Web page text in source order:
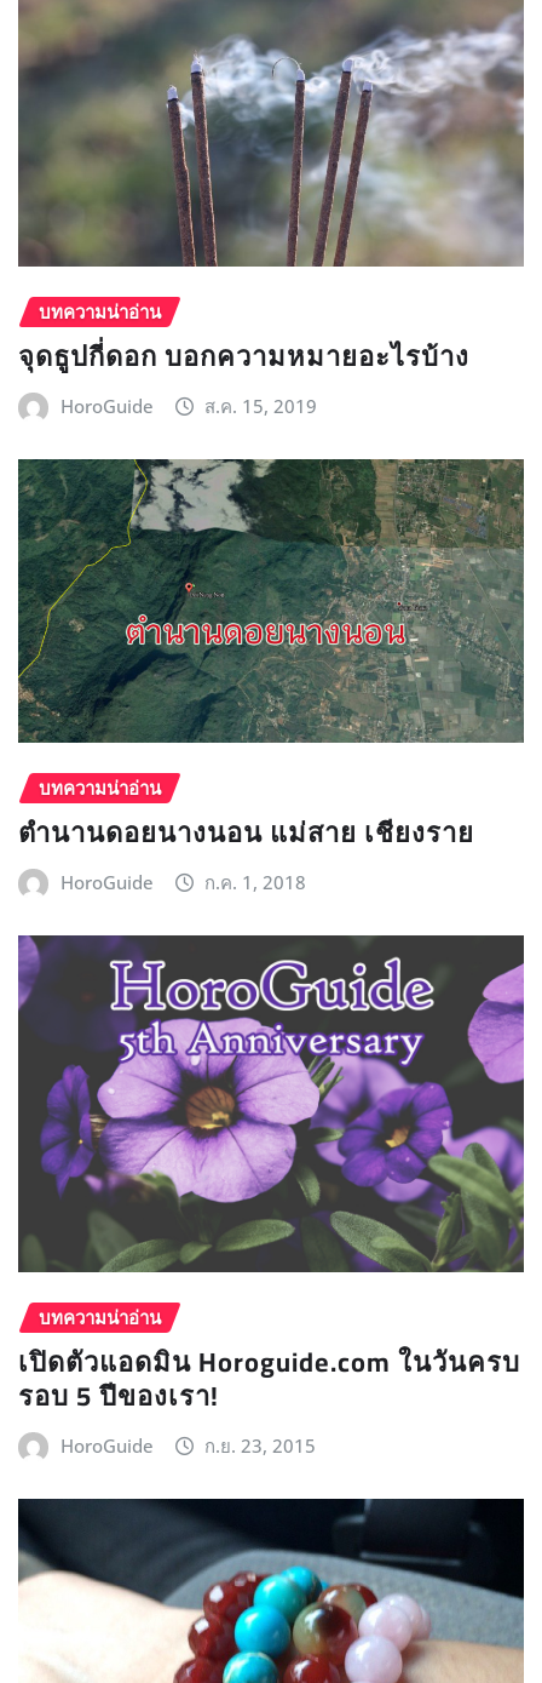
บทความน่าอ่าน
จุดธูปกี่ดอก บอกความหมายอะไรบ้าง
HoroGuide ส.ค. 15, 2019
บทความน่าอ่าน
ตำนานดอยนางนอน แม่สาย เชียงราย
HoroGuide ก.ค. 1, 2018
บทความน่าอ่าน
เปิดตัวแอดมิน Horoguide.com ในวันครบ
รอบ 5 ปีของเรา!
HoroGuide ก.ย. 23, 2015